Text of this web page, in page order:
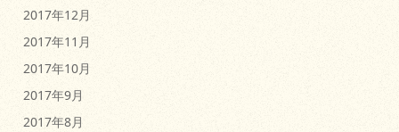
2017年12月
2017年11月
2017年10月
2017年9月
2017年8月